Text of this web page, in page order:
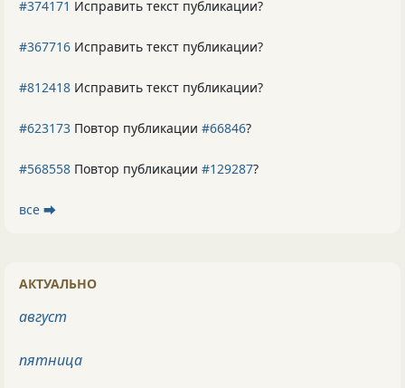
#374171 Исправить текст публикации?
#367716 Исправить текст публикации?
#812418 Исправить текст публикации?
#623173 Повтор публикации #66846?
#568558 Повтор публикации #129287?
все ⮕
АКТУАЛЬНО
август
пятница